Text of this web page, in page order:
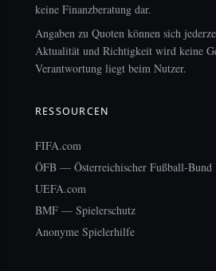
keine Finanzberatung dar.
Angaben zu Quoten können sich
Aktualität und Richtigkeit wird keine
Verantwortung liegt beim Nutzer.
RESSOURCEN
FIFA.com
ÖFB — Österreichischer Fußball-Bund
UEFA.com
BMF — Spielerschutz
Anonyme Spielerhilfe